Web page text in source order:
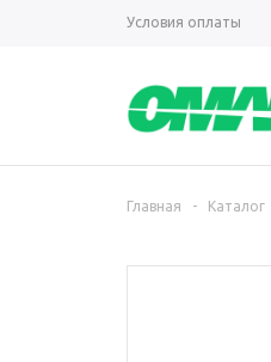
Условия оплаты
Главная - Каталог